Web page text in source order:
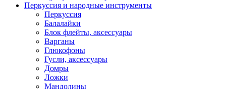
Перкуссия и народные инструменты
Перкуссия
Балалайки
Блок флейты, аксессуары
Варганы
Глюкофоны
Гусли, аксессуары
Домры
Ложки
Мандолины